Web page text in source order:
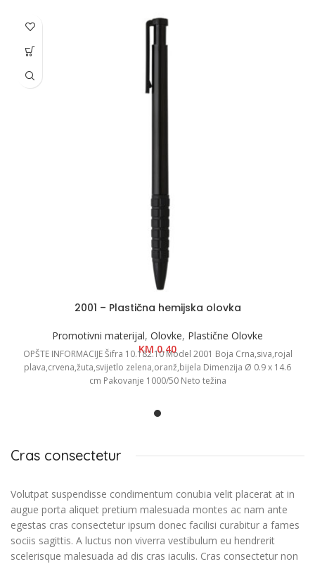
2001 – Plastična hemijska olovka
Promotivni materijal, Olovke, Plastične Olovke
KM0.40
OPŠTE INFORMACIJE Šifra 10.182.10 Model 2001 Boja Crna,siva,rojal
plava,crvena,žuta,svijetlo zelena,oranž,bijela Dimenzija Ø 0.9 x 14.6
cm Pakovanje 1000/50 Neto težina
Cras consectetur
Volutpat suspendisse condimentum conubia velit placerat at in
augue porta aliquet pretium malesuada montes ac nam ante
egestas cras consectetur ipsum donec facilisi curabitur a fames
sociis sagittis. A luctus non viverra vestibulum eu hendrerit
scelerisque malesuada ad dis cras iaculis. Cras consectetur non